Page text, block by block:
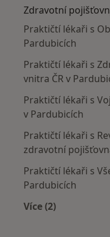
Zdravotní
Praktičtí lékaři s
Pardubicích
Praktičtí lékaři s
vnitra ČR v
Praktičtí lékaři s
v Pardubicích
Praktičtí lékaři s
zdravotní
Praktičtí lékaři s
Pardubicích
Více (2)